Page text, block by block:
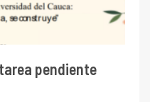
pendiente